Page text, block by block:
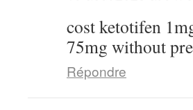
cost ketotifen
75mg without
Répondre